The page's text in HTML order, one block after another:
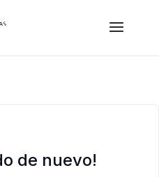
de nuevo!